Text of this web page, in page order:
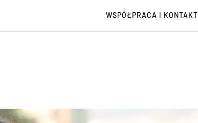
WSPÓŁPRACA I KONTAKT